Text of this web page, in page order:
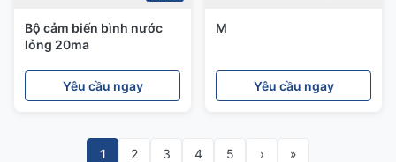
Bộ cảm biến bình nước
lỏng 20ma
Yêu cầu ngay
M
Yêu cầu ngay
1 2 3 4 5 › »